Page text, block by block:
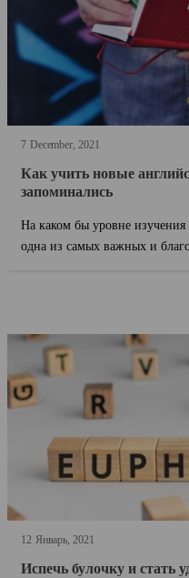
7 December 2021
Как учить новые
запоминались
На каком бы уровне
одна из самых важных и
12 Январь 2021
Испечь булочку и стать